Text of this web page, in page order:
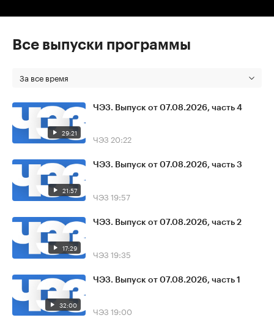
Все выпуски программы
За все время
29:21
ЧЭЗ. Выпуск от 07.08.2026, часть 4
ЧЭЗ 20:22
21:57
ЧЭЗ. Выпуск от 07.08.2026, часть 3
ЧЭЗ 19:57
17:29
ЧЭЗ. Выпуск от 07.08.2026, часть 2
ЧЭЗ 19:35
32:00
ЧЭЗ. Выпуск от 07.08.2026, часть 1
ЧЭЗ 19:00